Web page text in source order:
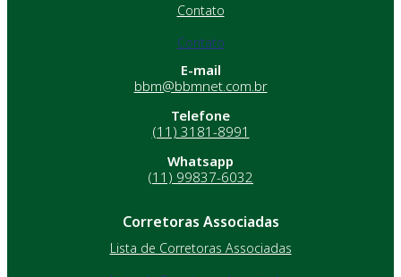
Contato
Contato
E-mail
bbm@bbmnet.com.br
Telefone
(11) 3181-8991
Whatsapp
(11) 99837-6032
Corretoras Associadas
Lista de Corretoras Associadas